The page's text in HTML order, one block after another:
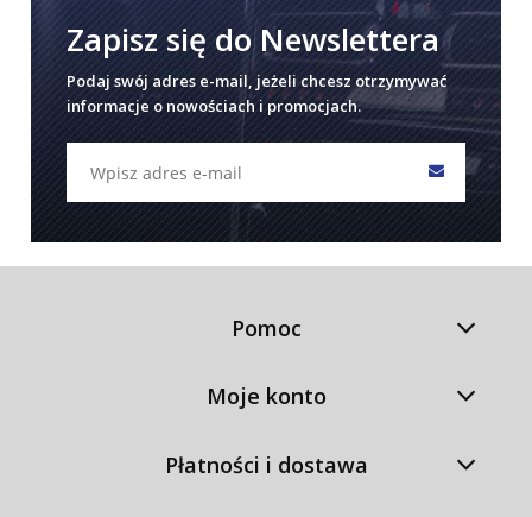
Zapisz się do Newslettera
Podaj swój adres e-mail, jeżeli chcesz otrzymywać
informacje o nowościach i promocjach.
Pomoc
Moje konto
Płatności i dostawa